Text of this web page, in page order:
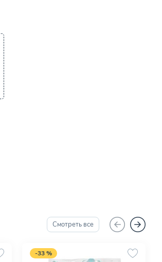
Смотреть все
-33 %